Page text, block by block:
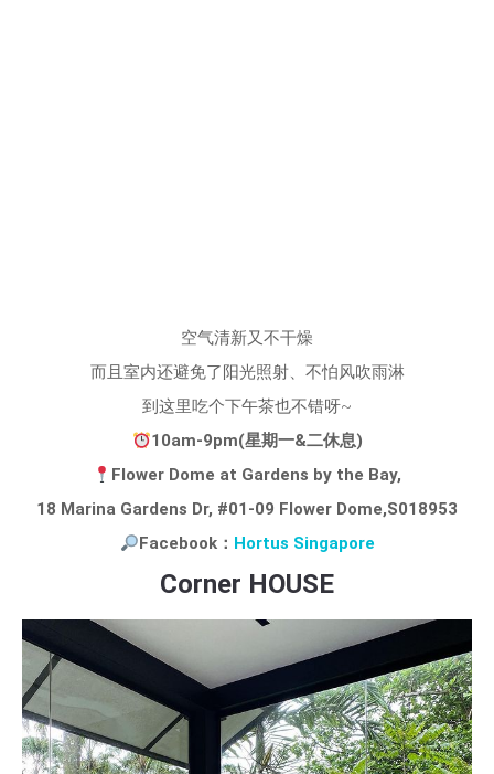
空气清新又不干燥
而且室内还避免了阳光照射、不怕风吹雨淋
到这里吃个下午茶也不错呀~
10am-9pm(星期一&二休息)
Flower Dome at Gardens by the Bay,
18 Marina Gardens Dr, #01-09 Flower Dome,S018953
Facebook： Hortus Singapore
Corner HOUSE